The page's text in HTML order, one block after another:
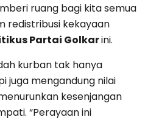
ruang bagi kita semua
redistribusi kekayaan
Partai Golkarini.
kurban tak hanya
juga mengandung nilai
kesenjangan
“Perayaan ini